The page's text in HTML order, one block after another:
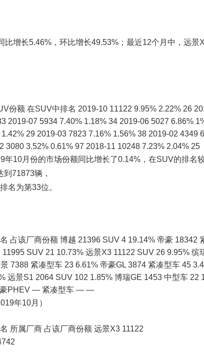
增长5.46%，环比增长49.53%；最近12个月中，远景
份额 在SUV中排名 2019-10 11122 9.95% 2.22% 26
2019-07 5934 7.40% 1.18% 34 2019-06 5027 6.86%
29 2019-03 7823 7.16% 1.56% 38 2019-02 4349
3080 3.52% 0.61% 97 2018-11 10248 7.23% 2.04% 25
10月份的市场份额同比增长了0.14%，在SUV的排名
71873辆，
名为第33位。
占该厂商份额 博越 21396 SUV 4 19.14% 帝豪 18342
SUV 21 10.73% 远景X3 11122 SUV 26 9.95% 缤
7388 紧凑型车 23 6.61% 帝豪GL 3874 紧凑型车 45
远景S1 2064 SUV 102 1.85% 博瑞GE 1453 中型车 22
PHEV — 紧凑型车 — —
年10月）
所属厂商 占该厂商份额 远景X3 11122